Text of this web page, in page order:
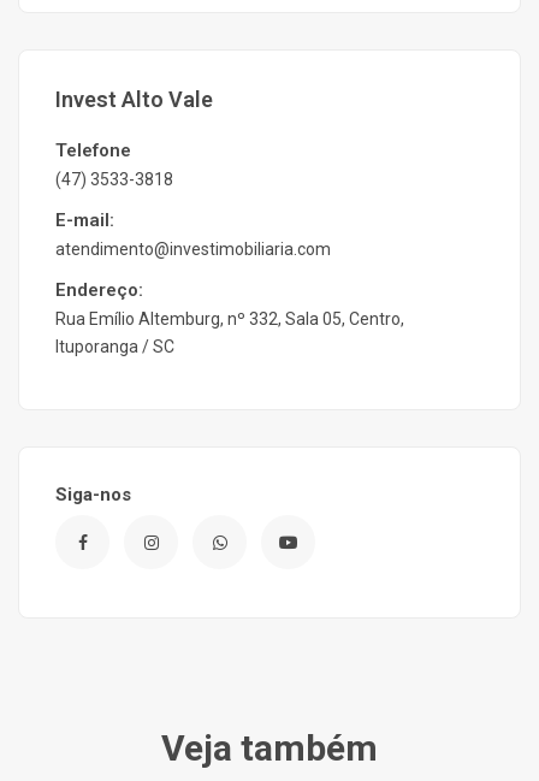
Invest Alto Vale
Telefone
(47) 3533-3818
E-mail:
atendimento@investimobiliaria.com
Endereço:
Rua Emílio Altemburg, nº 332, Sala 05, Centro,
Ituporanga / SC
Siga-nos
Veja também